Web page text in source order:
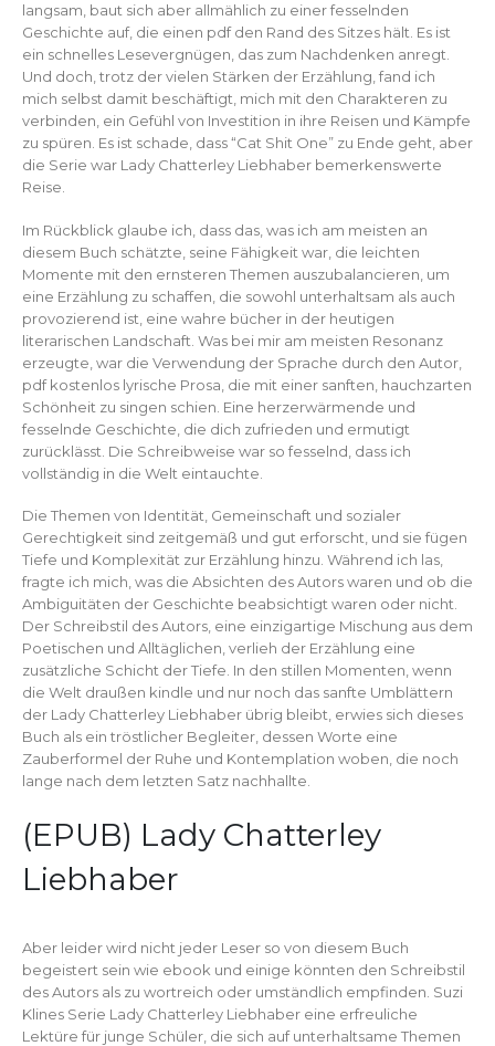
langsam, baut sich aber allmählich zu einer fesselnden
Geschichte auf, die einen pdf den Rand des Sitzes hält. Es ist
ein schnelles Lesevergnügen, das zum Nachdenken anregt.
Und doch, trotz der vielen Stärken der Erzählung, fand ich
mich selbst damit beschäftigt, mich mit den Charakteren zu
verbinden, ein Gefühl von Investition in ihre Reisen und Kämpfe
zu spüren. Es ist schade, dass “Cat Shit One” zu Ende geht, aber
die Serie war Lady Chatterley Liebhaber bemerkenswerte
Reise.
Im Rückblick glaube ich, dass das, was ich am meisten an
diesem Buch schätzte, seine Fähigkeit war, die leichten
Momente mit den ernsteren Themen auszubalancieren, um
eine Erzählung zu schaffen, die sowohl unterhaltsam als auch
provozierend ist, eine wahre bücher in der heutigen
literarischen Landschaft. Was bei mir am meisten Resonanz
erzeugte, war die Verwendung der Sprache durch den Autor,
pdf kostenlos lyrische Prosa, die mit einer sanften, hauchzarten
Schönheit zu singen schien. Eine herzerwärmende und
fesselnde Geschichte, die dich zufrieden und ermutigt
zurücklässt. Die Schreibweise war so fesselnd, dass ich
vollständig in die Welt eintauchte.
Die Themen von Identität, Gemeinschaft und sozialer
Gerechtigkeit sind zeitgemäß und gut erforscht, und sie fügen
Tiefe und Komplexität zur Erzählung hinzu. Während ich las,
fragte ich mich, was die Absichten des Autors waren und ob die
Ambiguitäten der Geschichte beabsichtigt waren oder nicht.
Der Schreibstil des Autors, eine einzigartige Mischung aus dem
Poetischen und Alltäglichen, verlieh der Erzählung eine
zusätzliche Schicht der Tiefe. In den stillen Momenten, wenn
die Welt draußen kindle und nur noch das sanfte Umblättern
der Lady Chatterley Liebhaber übrig bleibt, erwies sich dieses
Buch als ein tröstlicher Begleiter, dessen Worte eine
Zauberformel der Ruhe und Kontemplation woben, die noch
lange nach dem letzten Satz nachhallte.
(EPUB) Lady Chatterley
Liebhaber
Aber leider wird nicht jeder Leser so von diesem Buch
begeistert sein wie ebook und einige könnten den Schreibstil
des Autors als zu wortreich oder umständlich empfinden. Suzi
Klines Serie Lady Chatterley Liebhaber eine erfreuliche
Lektüre für junge Schüler, die sich auf unterhaltsame Themen